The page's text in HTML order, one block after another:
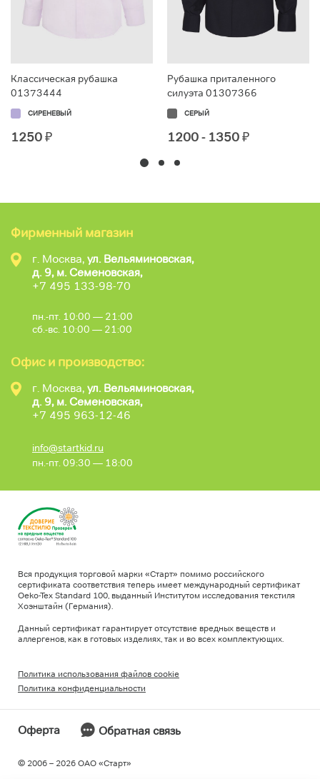
Классическая рубашка
01373444
СИРЕНЕВЫЙ
1250₽
Рубашка приталенного
силуэта 01307366
СЕРЫЙ
1200 - 1350₽
Фирменный магазин
г. Москва, ул. Вельяминовская,
д. 9, м. Семеновская,
+7 495 133-98-70
пн.-пт. 10:00 — 21:00
сб.-вс. 10:00 — 21:00
Офис и производство:
г. Москва, ул. Вельяминовская,
д. 9, м. Семеновская,
+7 495 963-12-46
info@startkid.ru
пн.-пт. 09:30 — 18:00
© 2006 – 2026 ОAO «Старт»
Оферта Обратная связь
Вся продукция торговой марки «Старт» помимо российского
сертификата соответствия теперь имеет международный сертификат
Oeko-Tex Standard 100, выданный Институтом исследования текстиля
Хоэнштайн (Германия).
Данный сертификат гарантирует отсутствие вредных веществ и
аллергенов, как в готовых изделиях, так и во всех комплектующих.
Политика использования файлов cookie
Политика конфиденциальности